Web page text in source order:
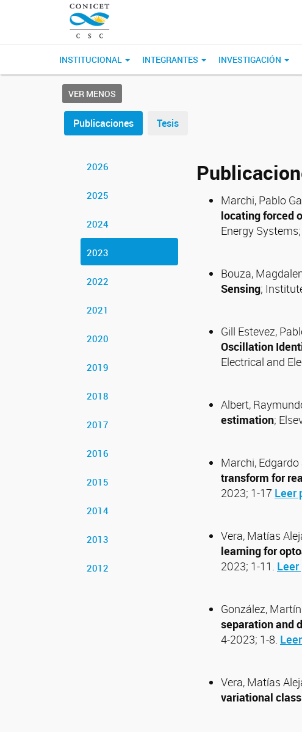
INSTITUCIONAL INTEGRANTES INVESTIGACIÓN
VER MENOS
Publicaciones Tesis
2026
2025
2024
2023
2022
2021
2020
2019
2018
2017
2016
2015
2014
2013
2012
Marchi, Pablo
locating forced
Energy
Bouza,
Sensing;
Gill Estevez,
Oscillation
Electrical and
Albert,
estimation;
Marchi,
transform for
2023; 1-17 Leer
Vera, Matías
learning for
2023; 1-11. Leer
González,
separation and
4-2023; 1-8.
Vera, Matías
variational